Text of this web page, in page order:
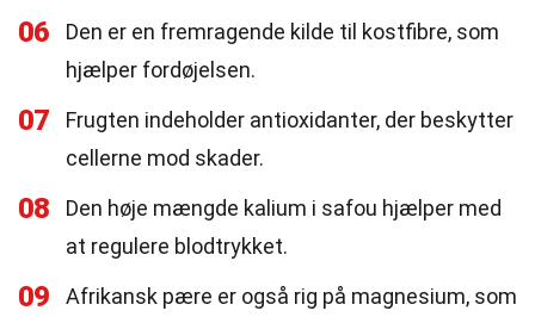
06
Den er en fremragende kilde til kostfibre, som
hjælper fordøjelsen.
07
Frugten indeholder antioxidanter, der beskytter
cellerne mod skader.
08
Den høje mængde kalium i safou hjælper med
at regulere blodtrykket.
09
Afrikansk pære er også rig på magnesium, som